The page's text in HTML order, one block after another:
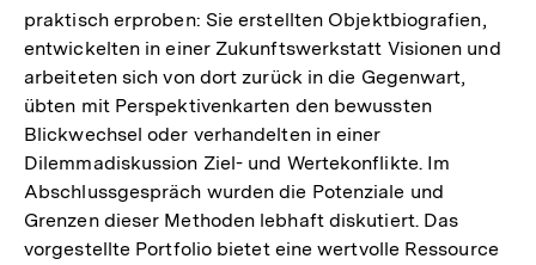
praktisch erproben: Sie erstellten Objektbiografien,
entwickelten in einer Zukunftswerkstatt Visionen und
arbeiteten sich von dort zurück in die Gegenwart,
übten mit Perspektivenkarten den bewussten
Blickwechsel oder verhandelten in einer
Dilemmadiskussion Ziel- und Wertekonflikte. Im
Abschlussgespräch wurden die Potenziale und
Grenzen dieser Methoden lebhaft diskutiert. Das
vorgestellte Portfolio bietet eine wertvolle Ressource